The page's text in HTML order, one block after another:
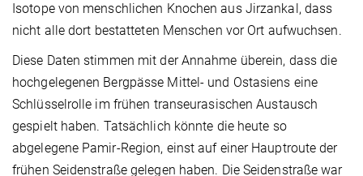
Isotope von menschlichen Knochen aus Jirzankal, dass
nicht alle dort bestatteten Menschen vor Ort aufwuchsen.
Diese Daten stimmen mit der Annahme überein, dass die
hochgelegenen Bergpässe Mittel- und Ostasiens eine
Schlüsselrolle im frühen transeurasischen Austausch
gespielt haben. Tatsächlich könnte die heute so
abgelegene Pamir-Region, einst auf einer Hauptroute der
frühen Seidenstraße gelegen haben. Die Seidenstraße war